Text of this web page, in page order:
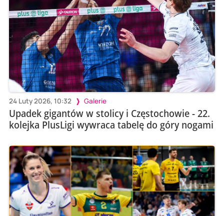
24 Luty 2026, 10:32 Galerie
Upadek gigantów w stolicy i Częstochowie - 22.
kolejka PlusLigi wywraca tabelę do góry nogami